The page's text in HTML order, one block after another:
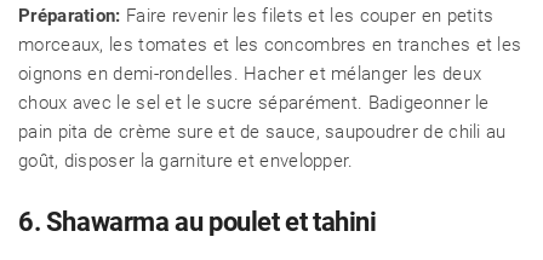
Préparation: Faire revenir les filets et les couper en petits
morceaux, les tomates et les concombres en tranches et les
oignons en demi-rondelles. Hacher et mélanger les deux
choux avec le sel et le sucre séparément. Badigeonner le
pain pita de crème sure et de sauce, saupoudrer de chili au
goût, disposer la garniture et envelopper.
6. Shawarma au poulet et tahini